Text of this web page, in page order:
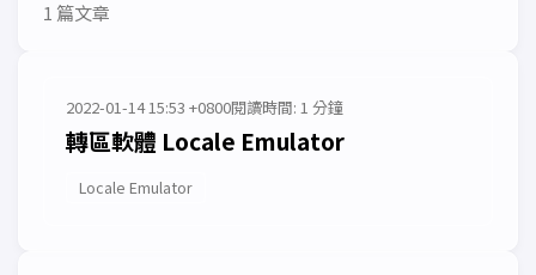
1 篇文章
2022-01-14 15:53 +0800閱讀時間: 1 分鐘
轉區軟體 Locale Emulator
Locale Emulator